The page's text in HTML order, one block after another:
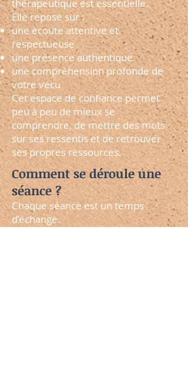
thérapeutique est essentielle.
Elle repose sur :
une écoute attentive et
respectueuse
une présence authentique
une compréhension profonde de
votre vécu
Cet espace de confiance permet
peu à peu de mieux se
comprendre, de mettre des mots
sur ses ressentis et de retrouver
ses propres ressources.
Comment se déroule une
séance ?
Chaque séance est un temps
d’échange.